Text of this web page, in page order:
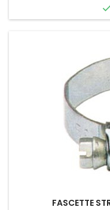
FASCETTE